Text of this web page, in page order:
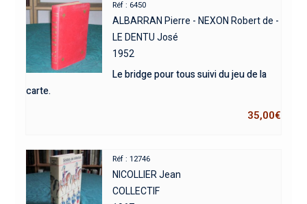
Réf : 6450
ALBARRAN Pierre - NEXON Robert de -
LE DENTU José
1952
Le bridge pour tous suivi du jeu de la
carte.
35,00€
Réf : 12746
NICOLLIER Jean
COLLECTIF